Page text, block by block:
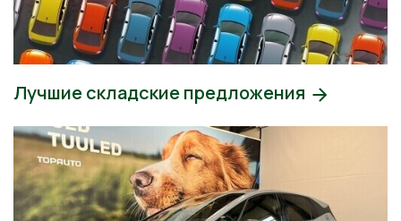
Лучшие складские предложения